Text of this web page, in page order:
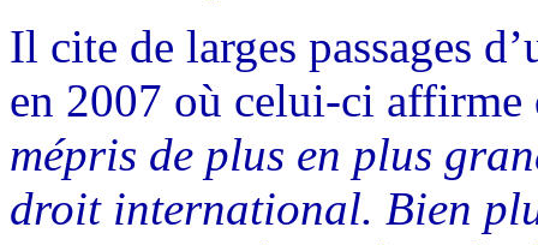
Il cite de larges passages
en 2007 où celui-ci
mépris de plus en plus
droit international. Bien